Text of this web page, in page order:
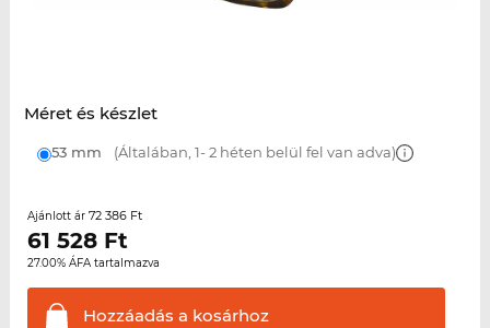
Méret és készlet
53 mm (Általában, 1- 2 héten belül fel van adva)
Ajánlott ár 72 386 Ft
61 528Ft
27.00% ÁFA tartalmazva
Hozzáadás a kosárhoz